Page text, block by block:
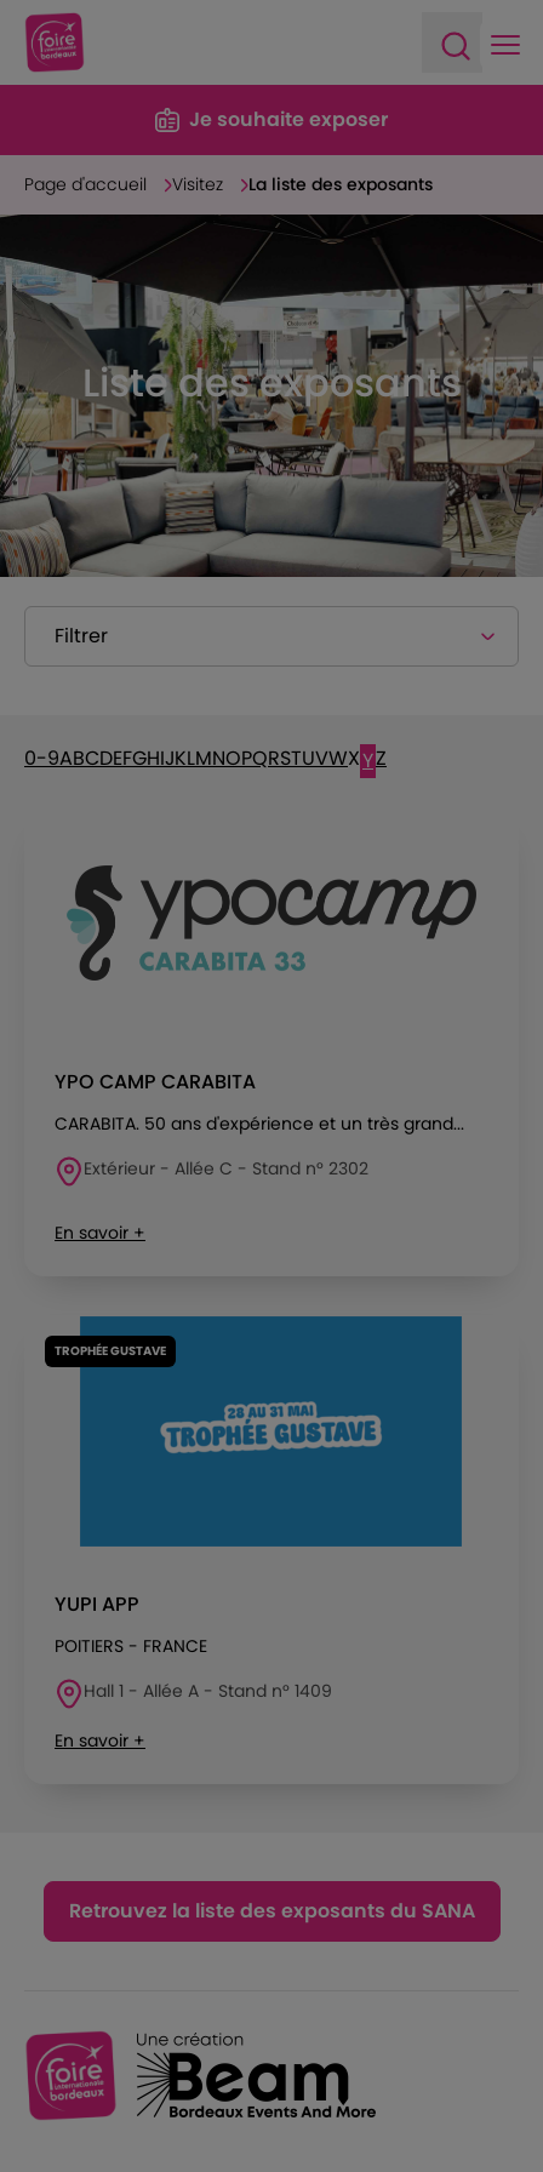
Je souhaite exposer
Page d'accueil Visitez La liste des exposants
Liste des exposants
Filtrer
0-9ABCDEFGHIJKLMNOPQRSTUVWXYZ
YPO CAMP CARABITA
CARABITA. 50 ans d'expérience et un très grand...
Extérieur - Allée C - Stand n° 2302
En savoir +
TROPHÉE GUSTAVE
YUPI APP
POITIERS - FRANCE
Hall 1 - Allée A - Stand n° 1409
En savoir +
Retrouvez la liste des exposants du SANA